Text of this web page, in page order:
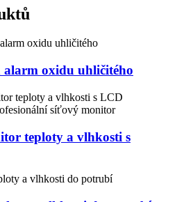
oxidu uhličitého
teploty a vlhkosti s